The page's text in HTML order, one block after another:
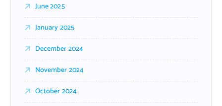
June 2025
January 2025
December 2024
November 2024
October 2024